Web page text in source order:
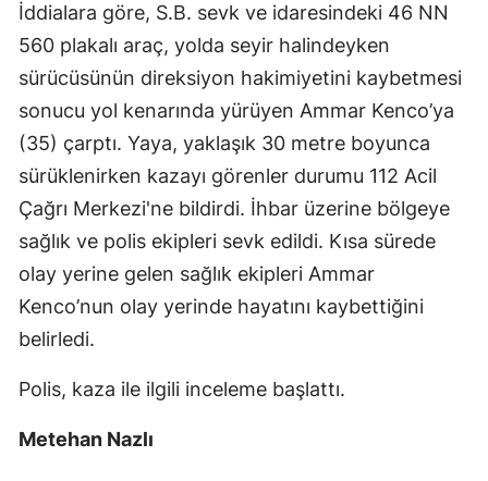
İddialara göre, S.B. sevk ve idaresindeki 46 NN
560 plakalı araç, yolda seyir halindeyken
sürücüsünün direksiyon hakimiyetini kaybetmesi
sonucu yol kenarında yürüyen Ammar Kenco’ya
(35) çarptı. Yaya, yaklaşık 30 metre boyunca
sürüklenirken kazayı görenler durumu 112 Acil
Çağrı Merkezi'ne bildirdi. İhbar üzerine bölgeye
sağlık ve polis ekipleri sevk edildi. Kısa sürede
olay yerine gelen sağlık ekipleri Ammar
Kenco’nun olay yerinde hayatını kaybettiğini
belirledi.
Polis, kaza ile ilgili inceleme başlattı.
Metehan Nazlı